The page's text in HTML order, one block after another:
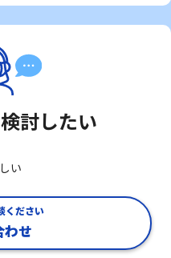
討したい
い
ください
わせ